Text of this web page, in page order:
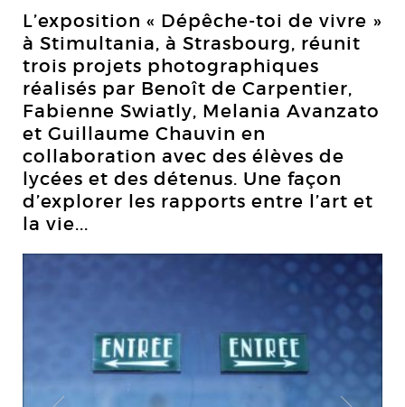
L’exposition « Dépêche-toi de vivre »
à Stimultania, à Strasbourg, réunit
trois projets photographiques
réalisés par Benoît de Carpentier,
Fabienne Swiatly, Melania Avanzato
et Guillaume Chauvin en
collaboration avec des élèves de
lycées et des détenus. Une façon
d’explorer les rapports entre l’art et
la vie...